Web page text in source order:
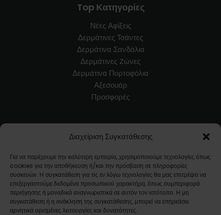
Διαχείριση Συγκατάθεσης
Για να παρέχουμε την καλύτερη εμπειρία, χρησιμοποιούμε τεχνολογίες όπως
cookies για την αποθήκευση ή/και την πρόσβαση σε πληροφορίες
συσκευών. Η συγκατάθεση για τις εν λόγω τεχνολογίες θα μας επιτρέψει να
επεξεργαστούμε δεδομένα προσωπικού χαρακτήρα, όπως συμπεριφορά
περιήγησης ή μοναδικά αναγνωριστικά σε αυτόν τον ιστότοπο. Η μη
συγκατάθεση ή η ανάκληση της συγκατάθεσης, μπορεί να επηρεάσει
αρνητικά ορισμένες λειτουργίες και δυνατότητες.
Top Κατηγορίες
Νέες Αφίξεις
Δερμάτινες Τσάντες
Δερμάτινα Σανδάλια
Δερμάτινες Zώνες
Δερμάτινα Πορτοφόλια
Αξεσουάρ
Προσφορές
Όροι Χρήσης
Τρόποι Αποστολής / Μεταφορικά
Επιστροφές Προϊόντων
Συχνές Ερωτήσεις